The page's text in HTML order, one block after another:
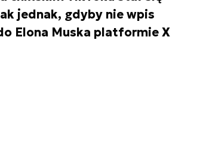
jednak, gdyby nie wpis
Elona Muska platformie X